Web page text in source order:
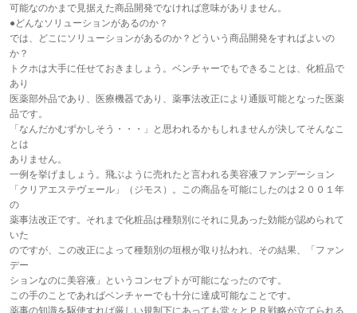
可能なのかまで見据えた商品開発でなければ意味がありません。
●どんなソリューションがあるのか？
では、どこにソリューションがあるのか？どういう商品開発をすればよいの
か？
トクホは大手に任せておきましょう。ベンチャーでもできることは、化粧品で
あり
医薬部外品であり、医療機器であり、薬事法改正により通販可能となった医薬
品です。
「なんだかむずかしそう・・・」と思われるかもしれませんが決してそんなこ
とは
ありません。
一例を挙げましょう。飛ぶように売れたと言われる美容液ファンデーション
「クリアエステヴェール」（ジモス）。この商品を可能にしたのは２００１年
の
薬事法改正です。それまで化粧品は種類別にそれに見あった効能が認められて
いた
のですが、この改正によって種類別の垣根が取り払われ、その結果、「ファン
デー
ションなのに美容液」というコンセプトが可能になったのです。
この手のことであればベンチャーでも十分に達成可能なことです。